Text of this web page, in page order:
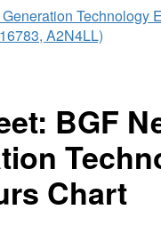
Technology
A2N4LL)
BGF
Chart